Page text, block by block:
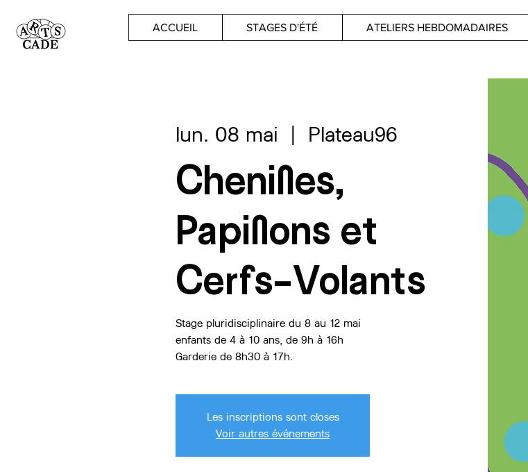
ACCUEIL STAGES D'ÉTÉ ATELIERS HEBDOMADAIRES
lun. 08 mai Plateau96
Chenilles,
Papillons et
Cerfs-Volants
Stage pluridisciplinaire du 8 au 12 mai
enfants de 4 à 10 ans, de 9h à 16h
Garderie de 8h30 à 17h.
Les inscriptions sont closes
Voir autres événements